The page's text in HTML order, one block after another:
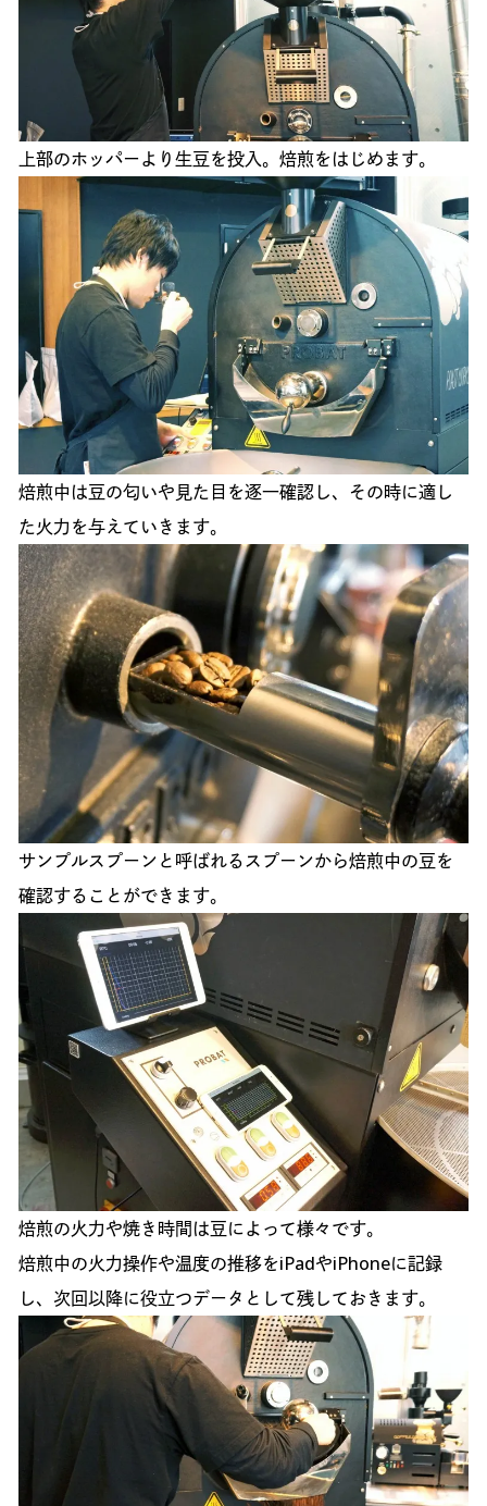
上部のホッパーより生豆を投入。焙煎をはじめます。
焙煎中は豆の匂いや見た目を逐一確認し、その時に適し
た火力を与えていきます。
サンプルスプーンと呼ばれるスプーンから焙煎中の豆を
確認することができます。
焙煎の火力や焼き時間は豆によって様々です。
焙煎中の火力操作や温度の推移をiPadやiPhoneに記録
し、次回以降に役立つデータとして残しておきます。